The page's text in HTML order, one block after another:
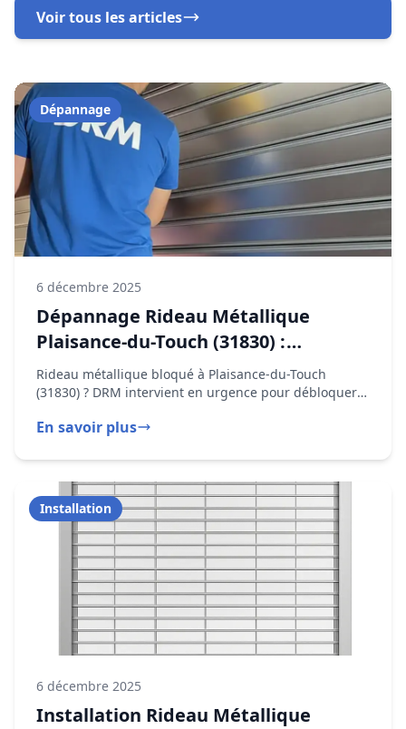
Plaisance-du-Touch
Fabrication française de rideaux métalliques
certifiée.
Installation rideau métallique
Plaisance-du-Touch
métal pour commerce, entrepôt ou local
professionnel par notre établissement local.
En savoir plus
Nos Blogs
motorisation de rideaux métalliques à Toulouse
maintenance, domotique et solutions de
modernisation pour votre commerce.
Voir tous les articles
Dépannage